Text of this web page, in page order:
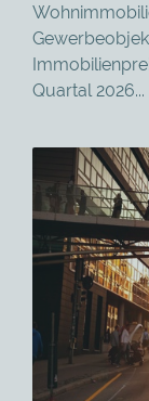
Quartal 2026...